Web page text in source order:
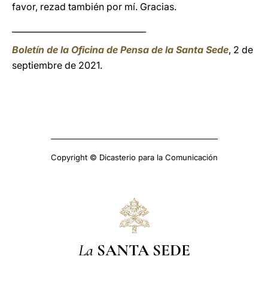
favor, rezad también por mí. Gracias.
Boletín de la Oficina de Pensa de la Santa Sede, 2 de
septiembre de 2021.
Copyright © Dicasterio para la Comunicación
La SANTA SEDE